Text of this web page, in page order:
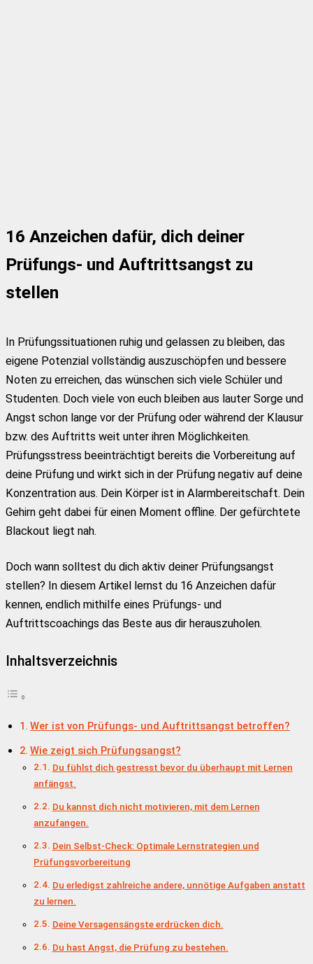
16 Anzeichen dafür, dich deiner
Prüfungs- und Auftrittsangst zu
stellen
In Prüfungssituationen ruhig und gelassen zu bleiben, das
eigene Potenzial vollständig auszuschöpfen und bessere
Noten zu erreichen, das wünschen sich viele Schüler und
Studenten. Doch viele von euch bleiben aus lauter Sorge und
Angst schon lange vor der Prüfung oder während der Klausur
bzw. des Auftritts weit unter ihren Möglichkeiten.
Prüfungsstress beeinträchtigt bereits die Vorbereitung auf
deine Prüfung und wirkt sich in der Prüfung negativ auf deine
Konzentration aus. Dein Körper ist in Alarmbereitschaft. Dein
Gehirn geht dabei für einen Moment offline. Der gefürchtete
Blackout liegt nah.
Doch wann solltest du dich aktiv deiner Prüfungsangst
stellen? In diesem Artikel lernst du 16 Anzeichen dafür
kennen, endlich mithilfe eines Prüfungs- und
Auftrittscoachings das Beste aus dir herauszuholen.
Inhaltsverzeichnis
Wer ist von Prüfungs- und Auftrittsangst betroffen?
Wie zeigt sich Prüfungsangst?
Du fühlst dich gestresst bevor du überhaupt mit Lernen
anfängst.
Du kannst dich nicht motivieren, mit dem Lernen
anzufangen.
Dein Selbst-Check: Optimale Lernstrategien und
Prüfungsvorbereitung
Du erledigst zahlreiche andere, unnötige Aufgaben anstatt
zu lernen.
Deine Versagensängste erdrücken dich.
Du hast Angst, die Prüfung zu bestehen.